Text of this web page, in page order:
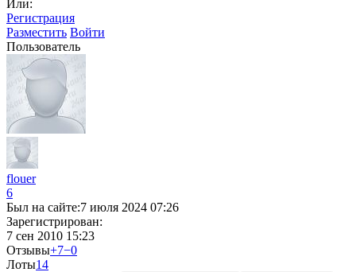
Или:
Регистрация
Разместить Войти
Пользователь
flouer
6
Был на сайте:7 июля 2024 07:26
Зарегистрирован:
7 сен 2010 15:23
Отзывы+7−0
Лоты14